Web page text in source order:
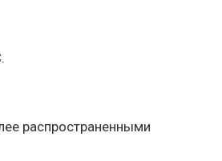
распространенными